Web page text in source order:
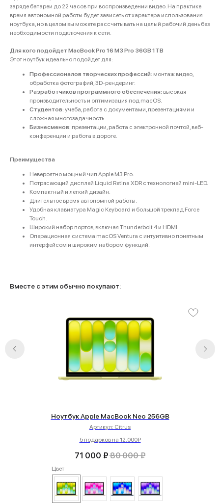
заряде батареи до 22 часов при воспроизведении видео. На практике
время автономной работы будет зависеть от характера использования
ноутбука, но в целом вы можете рассчитывать на целый рабочий день без
необходимости подключения к сети.
Для кого подойдет MacBook Pro 16 M3 Pro 36GB 1TB
Этот ноутбук идеально подойдет для:
Профессионалов творческих профессий: монтаж видео,
обработка фотографий, 3D-рендеринг.
Разработчиков программного обеспечения: высокая
производительность и оптимизация под macOS.
Студентов: учеба, работа с документами, презентациями и
сложная многозадачность.
Бизнесменов: презентации, работа с электронной почтой, веб-
конференции и работа в дороге.
Преимущества
Невероятно мощный чип Apple M3 Pro.
Потрясающий дисплей Liquid Retina XDR с технологией mini-LED.
Компактный и легкий дизайн.
Длительное время автономной работы.
Удобная клавиатура Magic Keyboard и большой трекпад Force
Touch.
Широкий набор портов, включая Thunderbolt 4 и HDMI.
Операционная система macOS Ventura с интуитивно понятным
интерфейсом и широким набором функций.
Вместе с этим обычно покупают:
Ноутбук Apple MacBook Neo 256GB
Артикул: Citrus
5 подарков на 12.000₽
71 000 ₽80 000 ₽
Цвет
MacBook
AirPods
Apple Watch
Категории
Аксессуары
Доставка и оплата
Гарантия
Trade-in и кредит
Новостной блог
Для клиента
+ 7 (952) 718-0599
Заказать обратный звонок
Написать руководству
ТЦ "Никольский" 1 этаж
Ежедневно с 10:00 до 21:00
характер и не является публичной офертой, определяемой Статьей
зарегистрированными товарными знаками компании Apple Inc. в США и
других странах. App Store является знаком обслуживания компании
Apple Inc. Instagram принадлежит компании Meta, признанной
экстремистской организацией и запрещенной в РФ. Наш сайт, его
защищены и охраняются законом. Запрещается использование любых
материалов сайта без письменного разрешения правообладателя. При
полном или частичом использовании материалов гиперссылка на
proservice.one@mail.ru